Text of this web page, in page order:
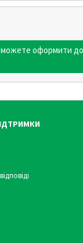
оформити